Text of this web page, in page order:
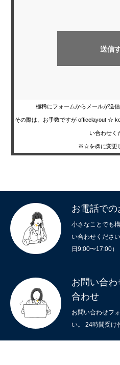
極稀にフォームからメールが送
その際は、お手数ですが officelayout ☆
い合わせく
※☆を@に変更
お電話で
小さなことでも
い合わせくださ
日9:00〜17:00）
お問い合
合わせ
お問い合わせフ
い。 24時間受け